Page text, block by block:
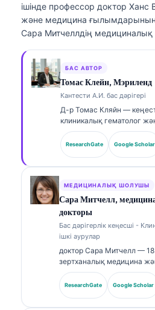
ішінде профессор доктор Ханс
және медицина
Сара Митчеллдің
БАС АВТОР
Томас Клейн, Мэриленд
Кантести А.И. бас дәрігері
Д-р Томас Кляйн —
клиникалық гематолог
зертханалық медицина
(AI) сүйемелденген
жылдан астам
дәлдігін қамтамасыз
қадағалауды жүзеге
биомаркерлерді
диагностика бойынша
тақырыптарында кеңінен
ResearchGate Google Scholar
МЕДИЦИНАЛЫҚ ШОЛУШЫ
Сара Митчелл,
докторы
Бас дәрігерлік кеңесші -
ішкі аурулар
доктор Сара Митчелл —
зертханалық медицина
талдау саласында
расталған клиникалық
клиникалық химия
ResearchGate Google Scholar